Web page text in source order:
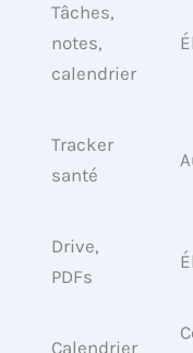
Tâches,
notes,
calendrier
Tracker
santé
Drive,
PDFs
Calendrier